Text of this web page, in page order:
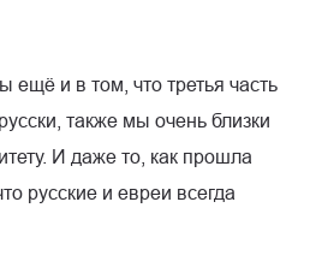
ещё и в том, что третья часть
также мы очень близки
И даже то, как прошла
русские и евреи всегда